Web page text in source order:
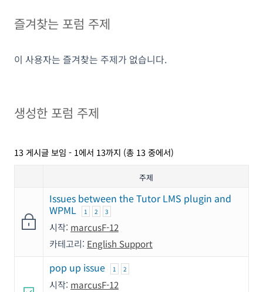
즐겨찾는 포럼 주제
이 사용자는 즐겨찾는 주제가 없습니다.
생성한 포럼 주제
13 게시글 보임 - 1에서 13까지 (총 13 중에서)
주제
Issues between the Tutor LMS plugin and
WPML
1 2 3
시작: marcusF-12
카테고리: English Support
pop up issue 1 2
시작: marcusF-12